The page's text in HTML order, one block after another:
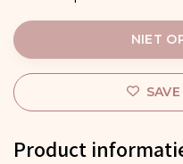
NIET
Product